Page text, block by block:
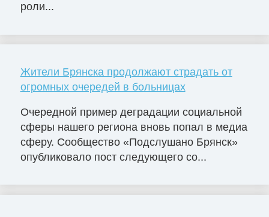
роли...
Жители Брянска продолжают страдать от
огромных очередей в больницах
Очередной пример деградации социальной
сферы нашего региона вновь попал в медиа
сферу. Сообщество «Подслушано Брянск»
опубликовало пост следующего со...